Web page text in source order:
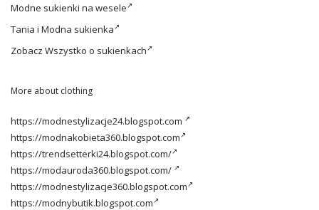
Modne sukienki na wesele
Tania i Modna sukienka
Zobacz Wszystko o sukienkach
More about clothing
https://modnestylizacje24.blogspot.com
https://modnakobieta360.blogspot.com
https://trendsetterki24.blogspot.com/
https://modauroda360.blogspot.com/
https://modnestylizacje360.blogspot.com
https://modnybutik.blogspot.com